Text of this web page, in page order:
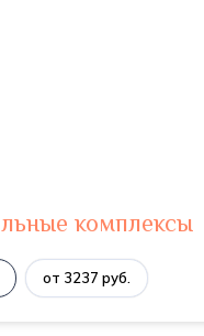
комплексы
от 3237 руб.